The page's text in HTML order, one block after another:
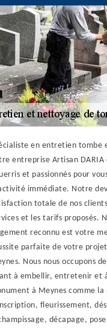
en entretien tombe
entreprise Artisan DARIA
et passionnés pour
immédiate. Notre
totale de nos
et les tarifs proposés.
reconnu est votre
parfaite de votre
Nous nous occupons
à embellir, entretenir et
à Meynes comme
fleurissement,
décapage,